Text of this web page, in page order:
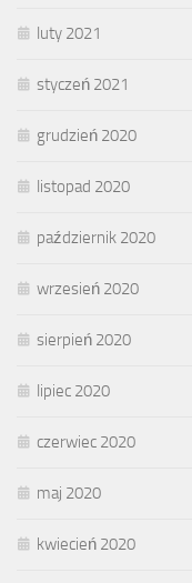
luty 2021
styczeń 2021
grudzień 2020
listopad 2020
październik 2020
wrzesień 2020
sierpień 2020
lipiec 2020
czerwiec 2020
maj 2020
kwiecień 2020